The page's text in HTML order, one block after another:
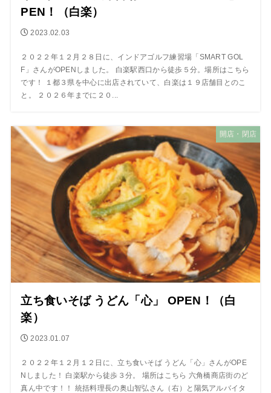
PEN！（白楽）
2023.02.03
２０２２年１２月２８日に、インドアゴルフ練習場「SMART GOL
F」さんがOPENしました。 白楽駅西口から徒歩５分。場所はこちら
です！ １都３県を中心に出店されていて、白楽は１９店舗目とのこ
と。 ２０２６年までに２０...
開店・閉店
立ち食いそば うどん「心」 OPEN！（白
楽）
2023.01.07
２０２２年１２月１２日に、立ち食いそば うどん「心」さんがOPE
Nしました！ 白楽駅から徒歩３分。 場所はこちら 六角橋商店街のど
真ん中です！！ 統括料理長の奥山智弘さん（右）と陽気アルバイタ